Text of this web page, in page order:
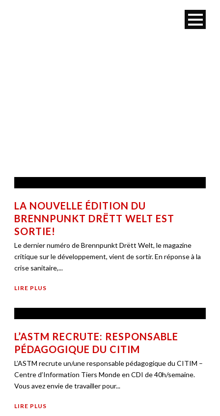
LA NOUVELLE ÉDITION DU
BRENNPUNKT DRËTT WELT EST
SORTIE!
Le dernier numéro de Brennpunkt Drëtt Welt, le magazine
critique sur le développement, vient de sortir. En réponse à la
crise sanitaire,...
LIRE PLUS
L’ASTM RECRUTE: RESPONSABLE
PÉDAGOGIQUE DU CITIM
L’ASTM recrute un/une responsable pédagogique du CITIM –
Centre d’Information Tiers Monde en CDI de 40h/semaine.
Vous avez envie de travailler pour...
LIRE PLUS